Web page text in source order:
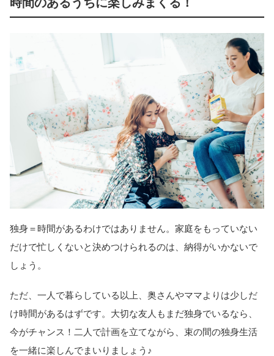
独身＝時間があるわけではありません。家庭をもっていない
だけで忙しくないと決めつけられるのは、納得がいかないで
しょう。
ただ、一人で暮らしている以上、奥さんやママよりは少しだ
け時間があるはずです。大切な友人もまだ独身でいるなら、
今がチャンス！二人で計画を立てながら、束の間の独身生活
を一緒に楽しんでまいりましょう♪